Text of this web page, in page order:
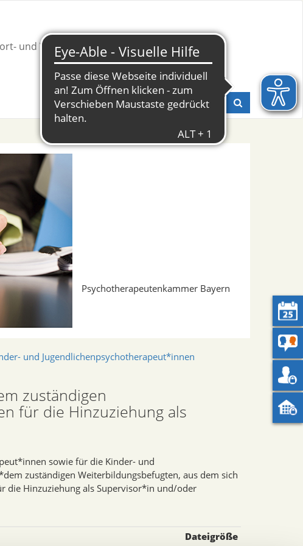
und Weiterbildung Presse & Fachinfos
Psychotherapeutenkammer Bayern
und Jugendlichenpsychotherapeut*innen
zuständigen
für die Hinzuziehung als
sowie für die Kinder- und
zuständigen Weiterbildungsbefugten, aus dem sich
die Hinzuziehung als Supervisor*in und/oder
Dateigröße